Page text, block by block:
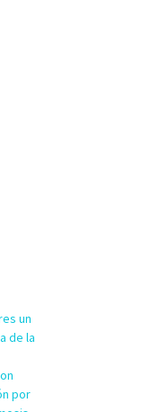
un
de la
por